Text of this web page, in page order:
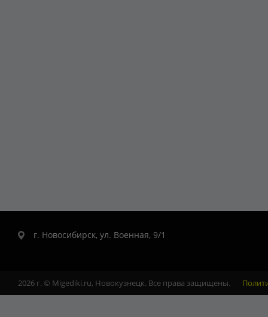
г. Новосибирск, ул. Военная, 9/1
2026 г. © Migediki.ru, Новокузнецк. Все права защищены.